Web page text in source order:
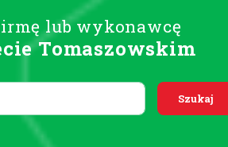
lub wykonawcę
Tomaszowskim